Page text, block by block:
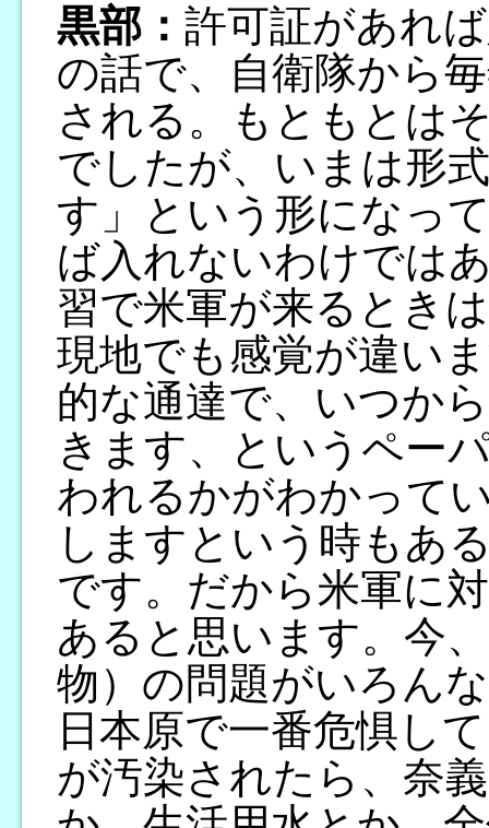
黒部： 許可証があれ
の話で、自衛隊から
される。もともとは
でしたが、いまは形
す」という形になっ
ば入れないわけでは
習で米軍が来るとき
現地でも感覚が違い
的な通達で、いつか
きます、というペー
われるかがわかって
しますという時もあ
です。だから米軍に
あると思います。今
物）の問題がいろん
日本原で一番危惧し
が汚染されたら、奈